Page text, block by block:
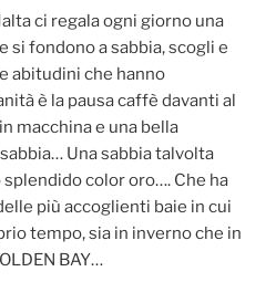
ci regala ogni giorno una
si fondono a sabbia, scogli e
abitudini che hanno
è la pausa caffè davanti al
macchina e una bella
Una sabbia talvolta
color oro…. Che ha
più accoglienti baie in cui
tempo, sia in inverno che in
BAY…